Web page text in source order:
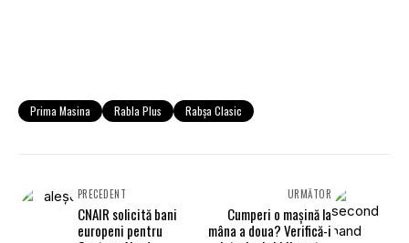
Prima Masina Rabla Plus Rabşa Clasic
PRECEDENT
CNAIR solicită bani
europeni pentru
URMĂTOR
Cumperi o mașină la
mâna a doua? Verifică-i